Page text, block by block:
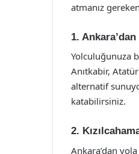
atmanız
1.
Yolculuğunuza
Anıtkabir,
alternatif
katabilirsiniz.
2.
Ankara’dan